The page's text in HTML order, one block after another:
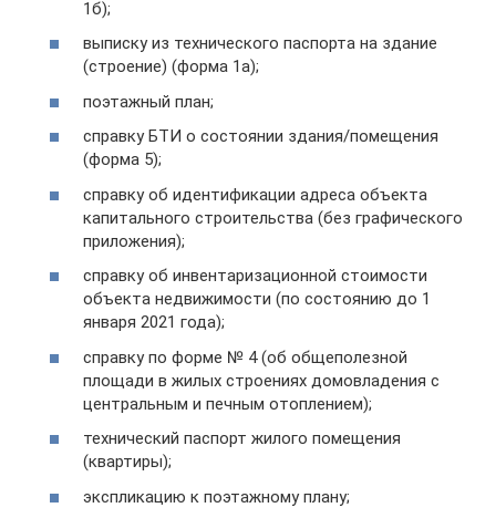
1б);
выписку из технического паспорта на здание
(строение) (форма 1а);
поэтажный план;
справку БТИ о состоянии здания/помещения
(форма 5);
справку об идентификации адреса объекта
капитального строительства (без графического
приложения);
справку об инвентаризационной стоимости
объекта недвижимости (по состоянию до 1
января 2021 года);
справку по форме № 4 (об общеполезной
площади в жилых строениях домовладения с
центральным и печным отоплением);
технический паспорт жилого помещения
(квартиры);
экспликацию к поэтажному плану;